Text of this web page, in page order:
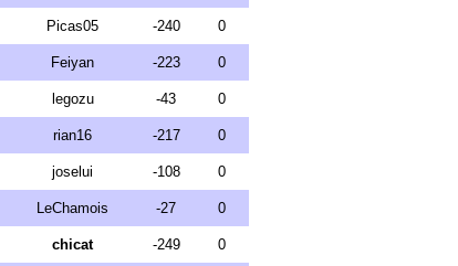
Picas05 -240 0
Feiyan -223 0
legozu -43 0
rian16 -217 0
joselui -108 0
LeChamois -27 0
chicat -249 0